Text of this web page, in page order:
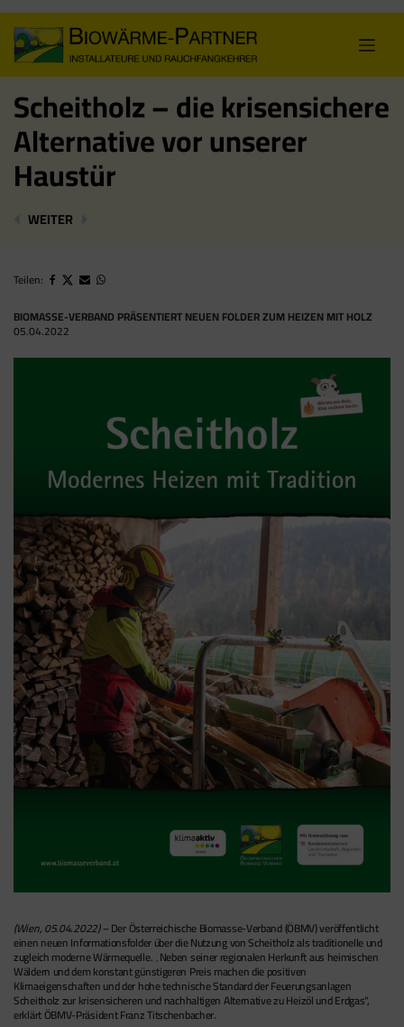
content
Scheitholz – die krisensichere
Alternative vor unserer
Haustür
SAVE THE DATE: CEBC 2023
WEITER
Teilen:
BIOMASSE-VERBAND PRÄSENTIERT NEUEN FOLDER ZUM HEIZEN MIT HOLZ
05.04.2022
(Wien, 05.04.2022) –Der Österreichische Biomasse-Verband (ÖBMV) veröffentlicht
einen neuen Informationsfolder über die Nutzung von Scheitholz als traditionelle und
zugleich moderne Wärmequelle. „Neben seiner regionalen Herkunft aus heimischen
Wäldern und dem konstant günstigeren Preis machen die positiven
Klimaeigenschaften und der hohe technische Standard der Feuerungsanlagen
Scheitholz zur krisensicheren und nachhaltigen Alternative zu Heizöl und Erdgas“,
erklärt ÖBMV-Präsident Franz Titschenbacher.